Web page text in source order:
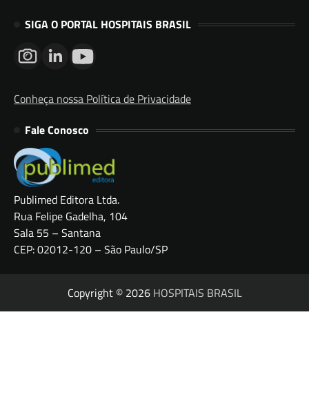
SIGA O PORTAL HOSPITAIS BRASIL
Conheça nossa Política de Privacidade
Fale Conosco
Publimed Editora Ltda.
Rua Felipe Gadelha, 104
Sala 55 – Santana
CEP: 02012-120 – São Paulo/SP
Copyright © 2026 HOSPITAIS BRASIL